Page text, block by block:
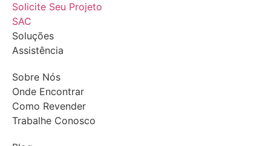
Solicite Seu Projeto
SAC
Soluções
Assistência
Sobre Nós
Onde Encontrar
Como Revender
Trabalhe Conosco